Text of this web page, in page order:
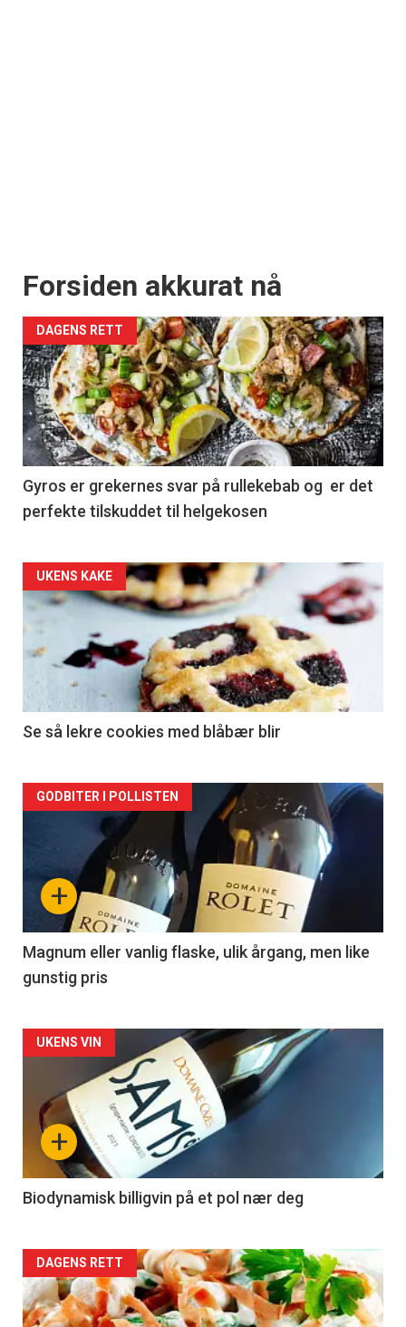
Forsiden akkurat nå
DAGENS RETT
Gyros er grekernes svar på rullekebab og er det
perfekte tilskuddet til helgekosen
Forsiden
akkurat
nå
2
UKENS KAKE
Se så lekre cookies med blåbær blir
Forsiden
akkurat
nå
3
+
GODBITER I POLLISTEN
Magnum eller vanlig flaske, ulik årgang, men like
gunstig pris
Forsiden
akkurat
nå
4
+
UKENS VIN
Biodynamisk billigvin på et pol nær deg
Forsiden
akkurat
DAGENS RETT